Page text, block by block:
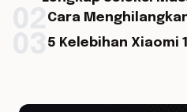
Cara
5 Kelebihan Xiaomi